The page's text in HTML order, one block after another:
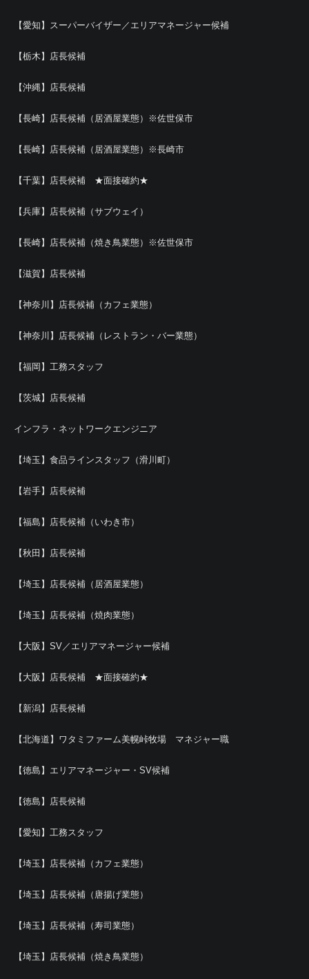
【愛知】スーパーバイザー／エリアマネージャー候補
【栃木】店長候補
【沖縄】店長候補
【長崎】店長候補（居酒屋業態）※佐世保市
【長崎】店長候補（居酒屋業態）※長崎市
【千葉】店長候補 ★面接確約★
【兵庫】店長候補（サブウェイ）
【長崎】店長候補（焼き鳥業態）※佐世保市
【滋賀】店長候補
【神奈川】店長候補（カフェ業態）
【神奈川】店長候補（レストラン・バー業態）
【福岡】工務スタッフ
【茨城】店長候補
インフラ・ネットワークエンジニア
【埼玉】食品ラインスタッフ（滑川町）
【岩手】店長候補
【福島】店長候補（いわき市）
【秋田】店長候補
【埼玉】店長候補（居酒屋業態）
【埼玉】店長候補（焼肉業態）
【大阪】SV／エリアマネージャー候補
【大阪】店長候補 ★面接確約★
【新潟】店長候補
【北海道】ワタミファーム美幌峠牧場 マネジャー職
【徳島】エリアマネージャー・SV候補
【徳島】店長候補
【愛知】工務スタッフ
【埼玉】店長候補（カフェ業態）
【埼玉】店長候補（唐揚げ業態）
【埼玉】店長候補（寿司業態）
【埼玉】店長候補（焼き鳥業態）